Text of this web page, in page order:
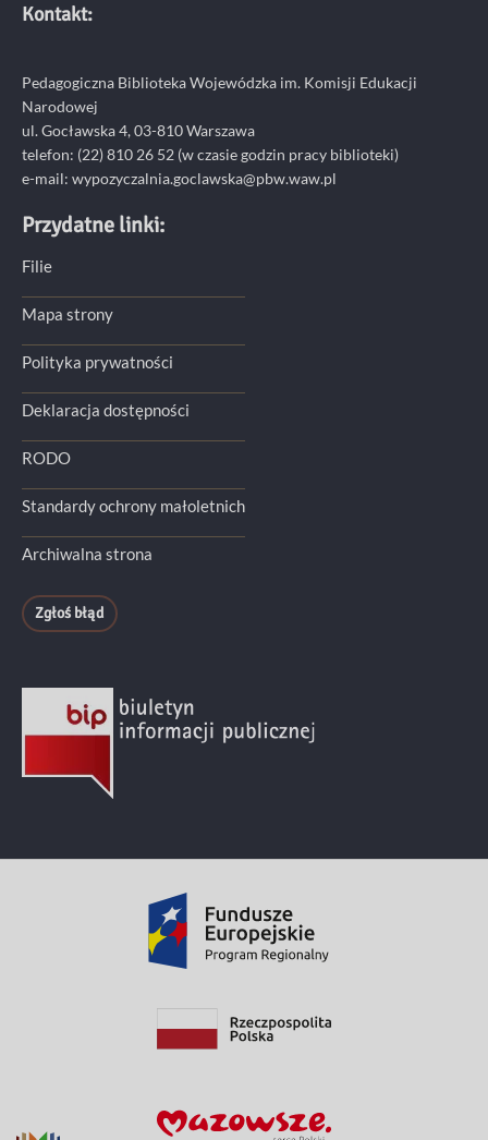
Kontakt:
Pedagogiczna Biblioteka Wojewódzka im. Komisji Edukacji
Narodowej
ul. Gocławska 4, 03-810 Warszawa
telefon: (22) 810 26 52 (w czasie godzin pracy biblioteki)
e-mail: wypozyczalnia.goclawska@pbw.waw.pl
Przydatne linki:
Filie
Mapa strony
Polityka prywatności
Deklaracja dostępności
RODO
Standardy ochrony małoletnich
Archiwalna strona
Zgłoś błąd